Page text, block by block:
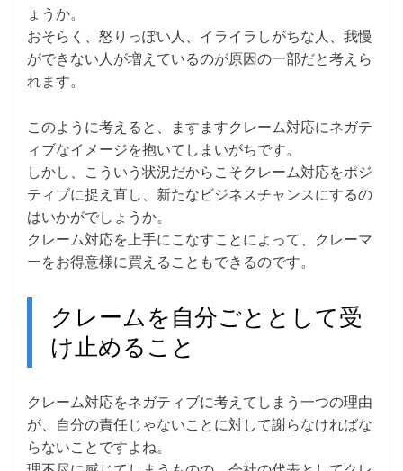
ょうか。
おそらく、怒りっぽい人、イライラしがちな人、我慢
ができない人が増えているのが原因の一部だと考えら
れます。
このように考えると、ますますクレーム対応にネガテ
ィブなイメージを抱いてしまいがちです。
しかし、こういう状況だからこそクレーム対応をポジ
ティブに捉え直し、新たなビジネスチャンスにするの
はいかがでしょうか。
クレーム対応を上手にこなすことによって、クレーマ
ーをお得意様に買えることもできるのです。
クレームを自分ごととして受
け止めること
クレーム対応をネガティブに考えてしまう一つの理由
が、自分の責任じゃないことに対して謝らなければな
らないことですよね。